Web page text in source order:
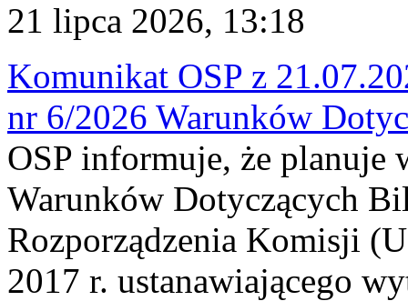
21 lipca 2026, 13:18
Komunikat OSP z
nr 6/2026 Warunków
OSP informuje, że planuje
Warunków Dotyczących
Rozporządzenia Komisji
2017 r. ustanawiającego